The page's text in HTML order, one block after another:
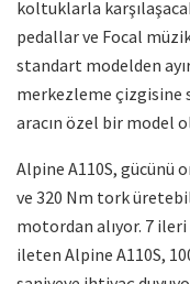
koltuklarla
pedallar ve Focal
standart modelden
merkezleme çizgisine
aracın özel bir model
Alpine A110S, gücünü
ve 320 Nm tork
motordan alıyor. 7
ileten Alpine A110S,